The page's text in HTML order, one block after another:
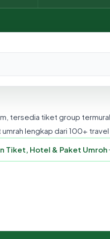
tersedia tiket group
lengkap dari 100+
Tiket, Hotel & Paket Umroh